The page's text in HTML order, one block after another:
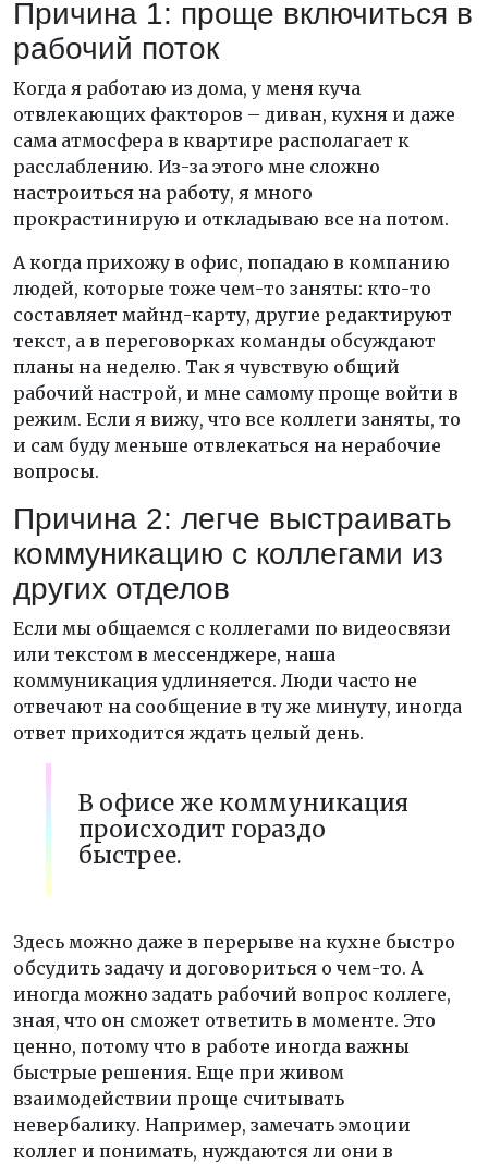
Причина 1: проще включиться в
рабочий поток
Когда я работаю из дома, у меня куча
отвлекающих факторов – диван, кухня и даже
сама атмосфера в квартире располагает к
расслаблению. Из-за этого мне сложно
настроиться на работу, я много
прокрастинирую и откладываю все на потом.
А когда прихожу в офис, попадаю в компанию
людей, которые тоже чем-то заняты: кто-то
составляет майнд-карту, другие редактируют
текст, а в переговорках команды обсуждают
планы на неделю. Так я чувствую общий
рабочий настрой, и мне самому проще войти в
режим. Если я вижу, что все коллеги заняты, то
и сам буду меньше отвлекаться на нерабочие
вопросы.
Причина 2: легче выстраивать
коммуникацию с коллегами из
других отделов
Если мы общаемся с коллегами по видеосвязи
или текстом в мессенджере, наша
коммуникация удлиняется. Люди часто не
отвечают на сообщение в ту же минуту, иногда
ответ приходится ждать целый день.
В офисе же коммуникация
происходит гораздо
быстрее.
Здесь можно даже в перерыве на кухне быстро
обсудить задачу и договориться о чем-то. А
иногда можно задать рабочий вопрос коллеге,
зная, что он сможет ответить в моменте. Это
ценно, потому что в работе иногда важны
быстрые решения. Еще при живом
взаимодействии проще считывать
невербалику. Например, замечать эмоции
коллег и понимать, нуждаются ли они в